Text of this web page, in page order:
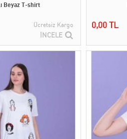
Beyaz T-shirt
Ücretsiz Kargo
İNCELE
0,00 TL